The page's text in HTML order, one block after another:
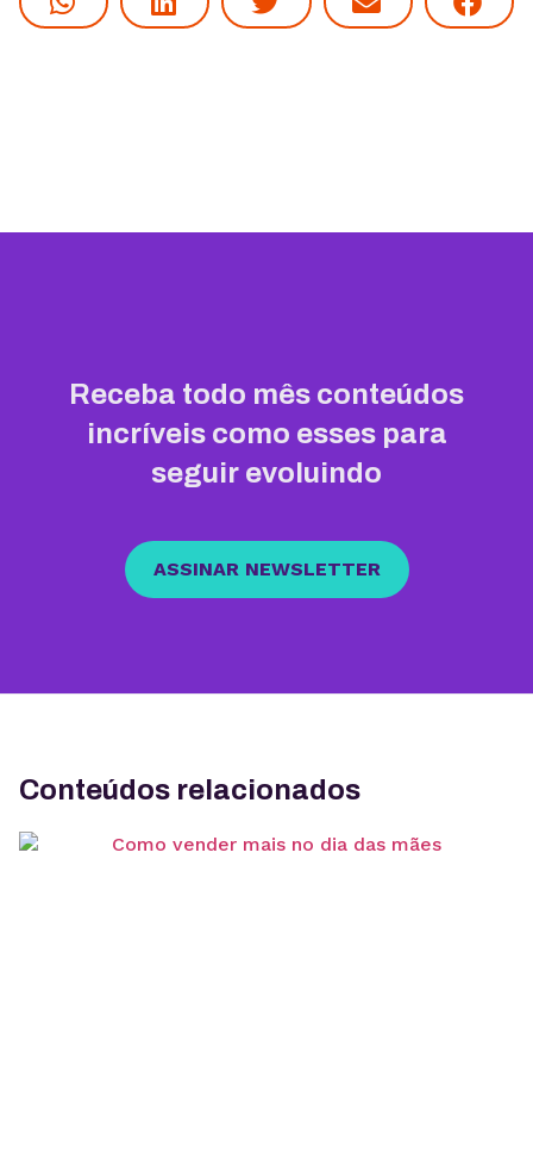
Receba todo mês conteúdos
incríveis como esses para
seguir evoluindo
ASSINAR NEWSLETTER
Conteúdos relacionados